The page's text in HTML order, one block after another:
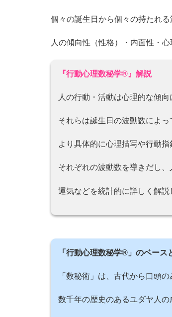
個々の誕生日から個々の持たれる
人の傾向性（性格）・内面性・
『行動心理数秘学®️』解説
人の行動・活動は心理的な傾
それらは誕生日の波動数によっ
より具体的に心理描写や行動指
それぞれの波動数を導きだし
運気などを統計的に詳しく解
「行動心理数秘学®」のベース
「数秘術」は、古代から口頭
数千年の歴史のあるユダヤ人の